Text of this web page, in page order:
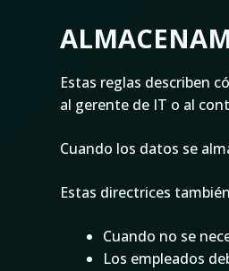
Estas reglas describen
al gerente de IT o al
Cuando los datos se
Estas directrices
Cuando no se
Los empleados